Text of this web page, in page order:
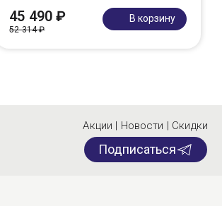
45 490 ₽
52 314 ₽
В корзину
Акции | Новости | Скидки
Подписаться